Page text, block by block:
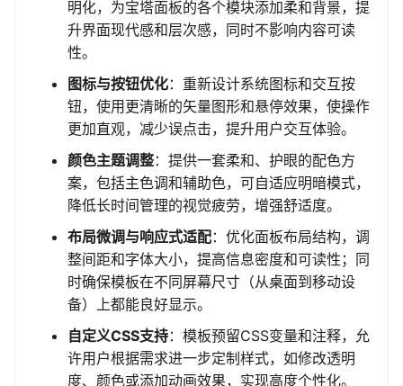
明化，为宝塔面板的各个模块添加柔和背景，提
升界面现代感和层次感，同时不影响内容可读
性。
图标与按钮优化：重新设计系统图标和交互按
钮，使用更清晰的矢量图形和悬停效果，使操作
更加直观，减少误点击，提升用户交互体验。
颜色主题调整：提供一套柔和、护眼的配色方
案，包括主色调和辅助色，可自适应明暗模式，
降低长时间管理的视觉疲劳，增强舒适度。
布局微调与响应式适配：优化面板布局结构，调
整间距和字体大小，提高信息密度和可读性；同
时确保模板在不同屏幕尺寸（从桌面到移动设
备）上都能良好显示。
自定义CSS支持：模板预留CSS变量和注释，允
许用户根据需求进一步定制样式，如修改透明
度、颜色或添加动画效果，实现高度个性化。